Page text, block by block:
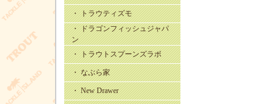
・ トラウティズモ
・ ドラゴンフィッシュジャパ
ン
・ トラウトスプーンズラボ
・ なぶら家
・ New Drawer